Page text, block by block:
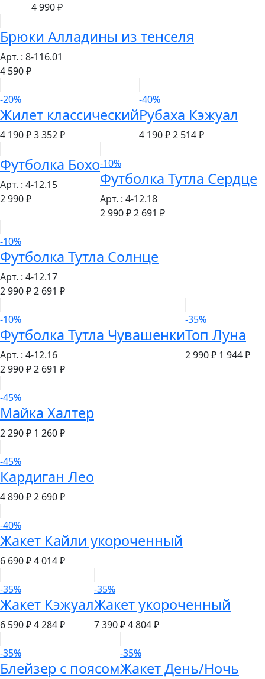
4 990 ₽
Брюки Алладины из тенселя
Арт. : 8-116.01
4 590 ₽
-20%
Жилет классический
4 190 ₽3 352 ₽
-40%
Рубаха Кэжуал
4 190 ₽2 514 ₽
Футболка Бохо
Арт. : 4-12.15
2 990 ₽
-10%
Футболка Тутла Сердце
Арт. : 4-12.18
2 990 ₽2 691 ₽
-10%
Футболка Тутла Солнце
Арт. : 4-12.17
2 990 ₽2 691 ₽
-10%
Футболка Тутла Чувашенки
Арт. : 4-12.16
2 990 ₽2 691 ₽
-35%
Топ Луна
2 990 ₽ 1 944 ₽
-45%
Майка Халтер
2 290 ₽ 1 260 ₽
-45%
Кардиган Лео
4 890 ₽2 690 ₽
-40%
Жакет Кайли укороченный
6 690 ₽4 014 ₽
-35%
Жакет Кэжуал
6 590 ₽4 284 ₽
-35%
Жакет укороченный
7 390 ₽4 804 ₽
-35%
Блейзер с поясом
-35%
Жакет День/Ночь